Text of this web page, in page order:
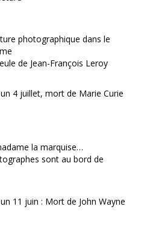
photographique dans le
de Jean-François Leroy
un 4 juillet, mort de Marie Curie
la marquise…
sont au bord de
un 11 juin : Mort de John Wayne